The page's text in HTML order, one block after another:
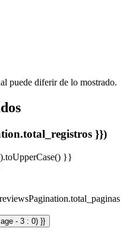
puede diferir de lo mostrado.
}})
}}
- 3 : 0) }}